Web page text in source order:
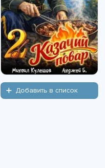
Добавить в список